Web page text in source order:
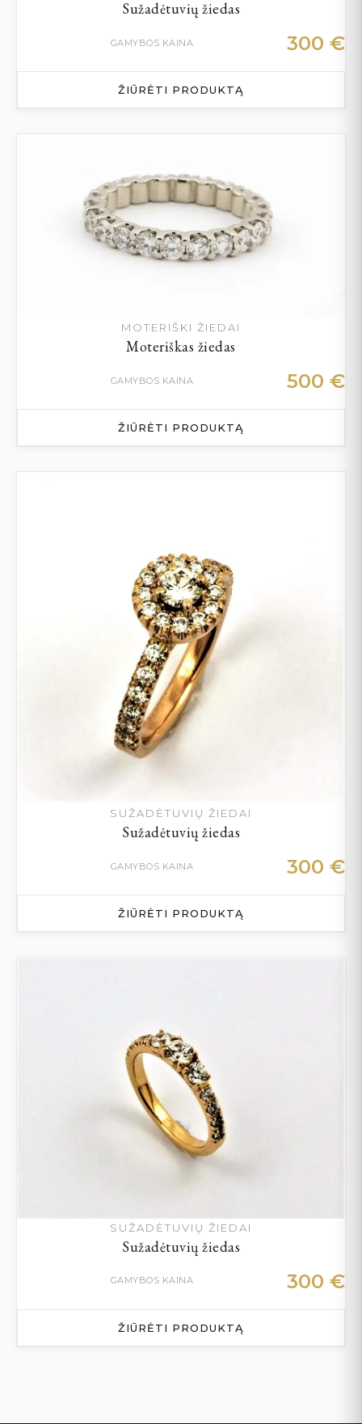
Sužadėtuvių žiedas
GAMYBOS KAINA 300 €
ŽIŪRĖTI PRODUKTĄ
MOTERIŠKI ŽIEDAI
Moteriškas žiedas
GAMYBOS KAINA 500 €
ŽIŪRĖTI PRODUKTĄ
SUŽADĖTUVIŲ ŽIEDAI
Sužadėtuvių žiedas
GAMYBOS KAINA 300 €
ŽIŪRĖTI PRODUKTĄ
SUŽADĖTUVIŲ ŽIEDAI
Sužadėtuvių žiedas
GAMYBOS KAINA 300 €
ŽIŪRĖTI PRODUKTĄ